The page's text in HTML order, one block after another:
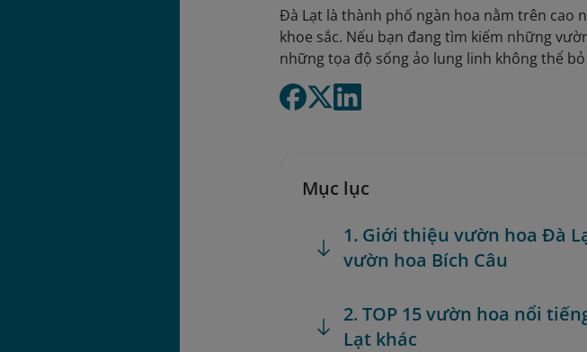
Đà Lạt là thành phố ngàn hoa nằm trên cao
khoe sắc. Nếu bạn đang tìm kiếm những
những tọa độ sống ảo lung linh không thể
Mục lục
1. Giới thiệu vườn hoa Đà
vườn hoa Bích Câu
2. TOP 15 vườn hoa nổi
Lạt khác